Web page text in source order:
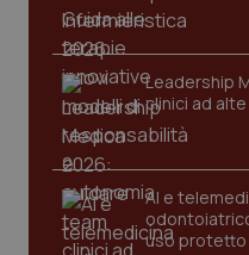
Leadership
clinici ad
AI e
uso protetto
tracking-sites-
tracking-enable